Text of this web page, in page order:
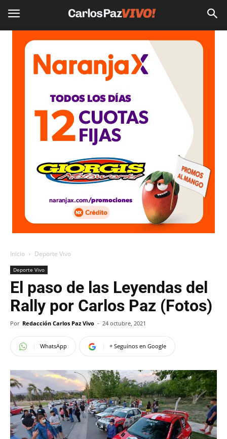
Inicio Deporte Vivo
Deporte Vivo
El paso de las Leyendas del
Rally por Carlos Paz (Fotos)
Por Redacción Carlos Paz Vivo - 24 octubre, 2021
WhatsApp + Seguinos en Google